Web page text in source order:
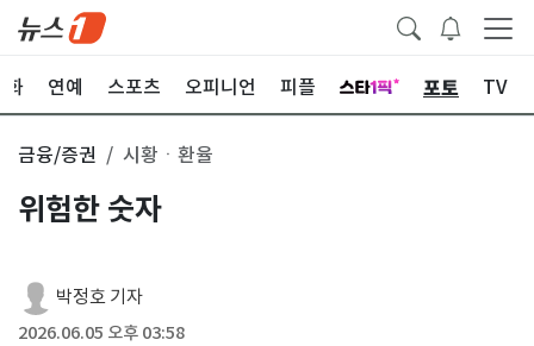
화 연예 스포츠 오피니언 피플 포토 TV
금융/증권 시황ㆍ환율
위험한 숫자
박정호 기자
2026.06.05 오후 03:58